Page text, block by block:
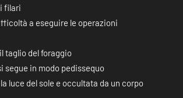
filari
a eseguire le operazioni
taglio del foraggio
segue in modo pedissequo
luce del sole e occultata da un corpo